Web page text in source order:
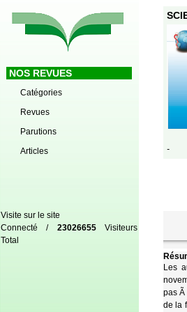
NOS REVUES
Catégories
Revues
Parutions
Articles
Visite sur le site
Connecté / 23026655Visiteurs
Total
-
Les
pas
de la